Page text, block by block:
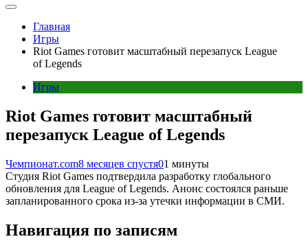
Главная
Игры
Riot Games готовит масштабный перезапуск League
of Legends
Игры
Riot Games готовит масштабный
перезапуск League of Legends
Чемпионат.com8 месяцев спустя01 минуты
Студия Riot Games подтвердила разработку глобального
обновления для League of Legends. Анонс состоялся раньше
запланированного срока из-за утечки информации в СМИ.
Навигация по записям